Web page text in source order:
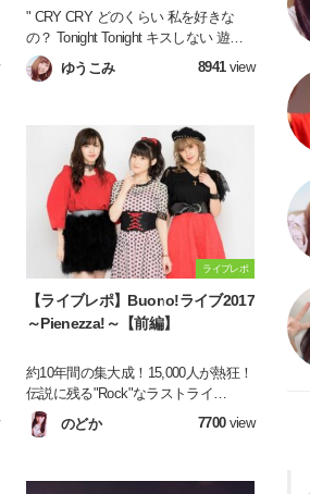
" CRY CRY どのくらい 私を好きな
の？ Tonight Tonight キスしない 遊び
じゃキスしない " モーニング娘。さん
の真髄。黒い衣装に包まれた中に燃え
て歌うこの楽曲がすきすぎるがゆえの
プレゼン。
ゆうこみ 8941view
ライブレポ
【ライブレポ】Buono!ライブ2017
～Pienezza!～【前編】
約10年間の集大成！15,000人が熱狂！
伝説に残る"Rock"なラストライ
ブ！！！ 2017年5月22日に横浜アリー
ナにて開催された『Buono!ライブ
のどか 7700view